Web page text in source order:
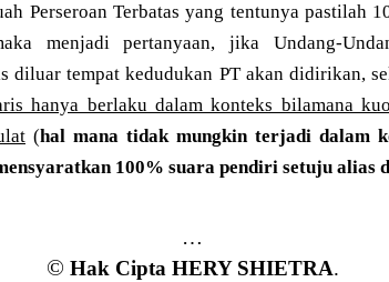
Perseroan Terbatas yang tentunya pastilah
menjadi pertanyaan, jika Undang-
diluar tempat kedudukan PT akan didirikan,
hanya berlaku dalam konteks bilamana
(hal mana tidak mungkin terjadi dalam
100% suara pendiri setuju alias
…
© Hak Cipta HERY SHIETRA.